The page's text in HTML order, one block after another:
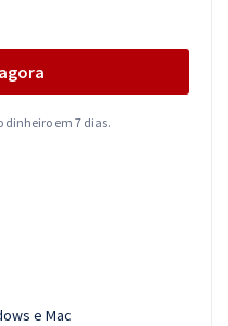
dinheiro em 7 dias.
e Mac